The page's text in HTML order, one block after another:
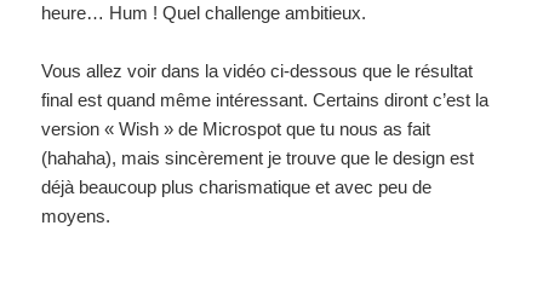
heure… Hum ! Quel challenge ambitieux.
Vous allez voir dans la vidéo ci-dessous que le résultat
final est quand même intéressant. Certains diront c’est la
version « Wish » de Microspot que tu nous as fait
(hahaha), mais sincèrement je trouve que le design est
déjà beaucoup plus charismatique et avec peu de
moyens.